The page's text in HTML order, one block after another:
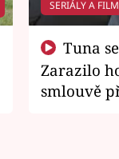
SERIÁLY A
Zarazilo
smlouvě